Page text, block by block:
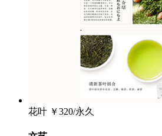
花叶 ￥320/永久